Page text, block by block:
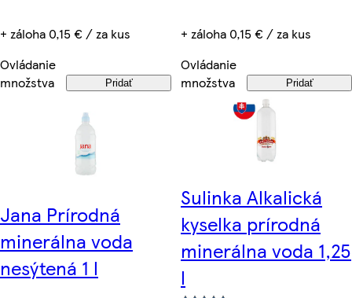
+ záloha 0,15 € / za kus
Ovládanie
množstva
Pridať
+ záloha 0,15 € / za kus
Ovládanie
množstva
Pridať
Jana Prírodná
minerálna voda
nesýtená 1 l
Sulinka Alkalická
kyselka prírodná
minerálna voda 1,25
l